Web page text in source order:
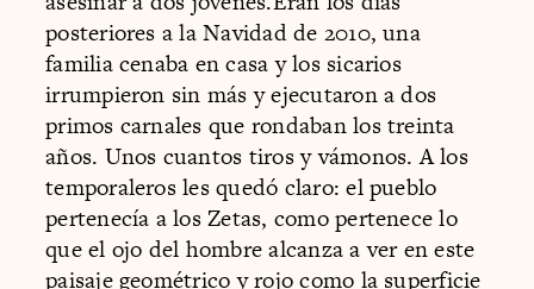
posteriores a la Navidad de 2010, una
familia cenaba en casa y los sicarios
irrumpieron sin más y ejecutaron a dos
primos carnales que rondaban los treinta
años. Unos cuantos tiros y vámonos. A los
temporaleros les quedó claro: el pueblo
pertenecía a los Zetas, como pertenece lo
que el ojo del hombre alcanza a ver en este
paisaje geométrico y rojo como la superficie